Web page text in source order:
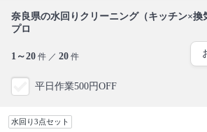
奈良県の水回りクリーニング（キッチン×換
プロ
1～20 件 ／ 20 件
平日作業500円OFF
水回り3点セット